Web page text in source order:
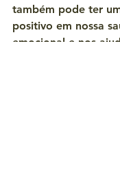
também pode ter
positivo em nossa
emocional e nos